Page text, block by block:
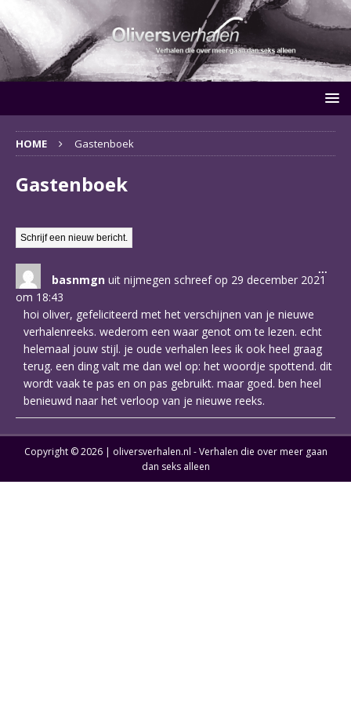
HOME Gastenboek
Gastenboek
basnmgn uit nijmegen schreef op 29 december 2021
om 18:43
hoi oliver, gefeliciteerd met het verschijnen van je nieuwe
verhalenreeks. wederom een waar genot om te lezen. echt
helemaal jouw stijl. je oude verhalen lees ik ook heel graag
terug. een ding valt me dan wel op: het woordje spottend. dit
wordt vaak te pas en on pas gebruikt. maar goed. ben heel
benieuwd naar het verloop van je nieuwe reeks.
...
Copyright © 2026 | oliversverhalen.nl - Verhalen die over meer gaan
dan seks alleen